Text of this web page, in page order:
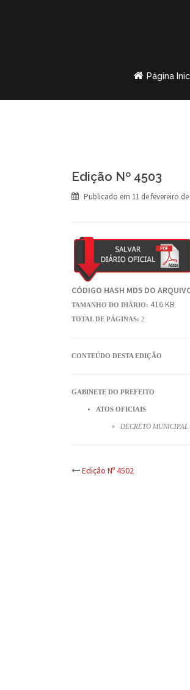
Página
Edição Nº 4503
Publicado em 11 de fevereiro de
CÓDIGO HASH MD5 DO
TAMANHO DO DIÁRIO: 416 KB
TOTAL DE PÁGINAS: 2
CONTEÚDO DESTA EDIÇÃO
GABINETE DO PREFEITO
ATOS OFICIAIS
DECRETO MUNICIPAL
Post
Edição Nº 4502